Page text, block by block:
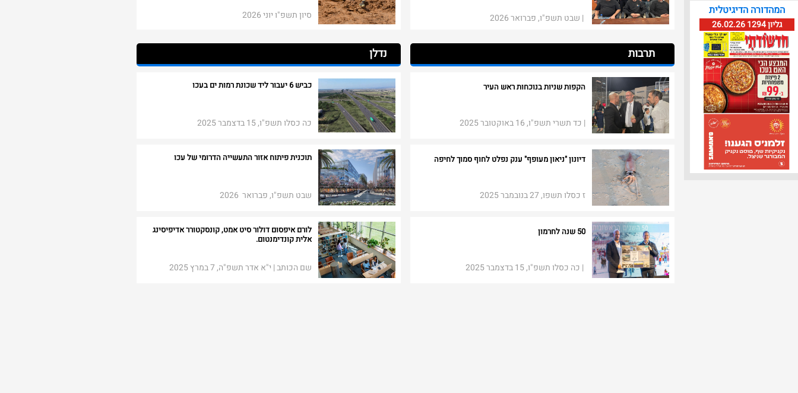
תרבות
הקפות שניות בנוכחות ראש העיר
| כד תשרי תשפ"ו, 16 באוקטובר 2025​​
דיונון "ניאון מעופף" ענק נפלט לחוף סמוך לחיפה
ז כסלו תשפו, 27 בנובמבר 2025​​
50 שנה לחרמון
| כה כסלו תשפ"ו, 15 בדצמבר 2025​​
| שבט תשפ"ו, פברואר 2026​​ סיון תשפ"ו יוני 2026
נדלן
כה כסלו תשפ"ו, 15 בדצמבר 2025​​
כביש 6 יעבור ליד שכונת רמות ים בעכו
שבט תשפ"ו, פברואר 2026
תוכנית פיתוח אזור התעשייה הדרומי של עכו
שם הכותב | י"א אדר תשפ"ה, 7 במרץ 2025​​
לורם איפסום דולור סיט אמט, קונסקטורר אדיפיסינג
אלית קונדימנטום.
המהדורה הדיגיטלית​
גליון 1294 26.02.26​​